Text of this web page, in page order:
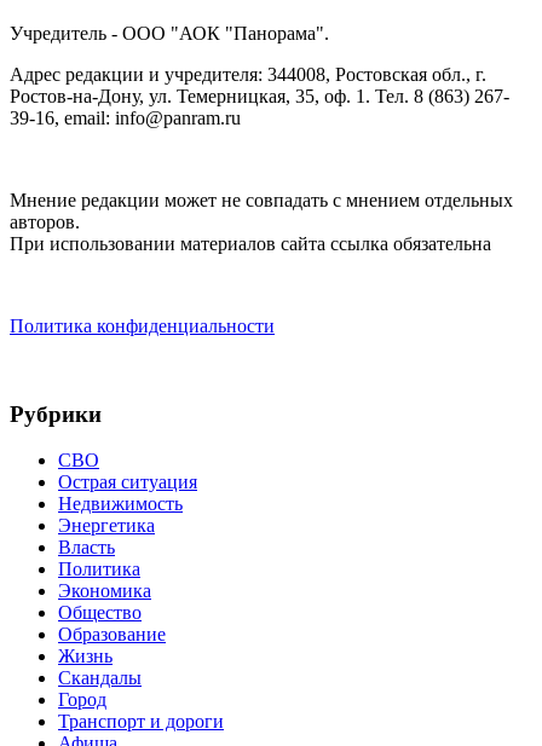
Учредитель - ООО "АОК "Панорама".
Адрес редакции и учредителя: 344008, Ростовская обл., г.
Ростов-на-Дону, ул. Темерницкая, 35, оф. 1. Тел. 8 (863) 267-
39-16, email: info@panram.ru
Мнение редакции может не совпадать с мнением отдельных
авторов.
При использовании материалов сайта ссылка обязательна
Политика конфиденциальности
Рубрики
СВО
Острая ситуация
Недвижимость
Энергетика
Власть
Политика
Экономика
Общество
Образование
Жизнь
Скандалы
Город
Транспорт и дороги